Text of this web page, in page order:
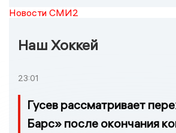
Новости СМИ2
Наш Хоккей
23:01
Гусев рассматривает
Барс» после окончания